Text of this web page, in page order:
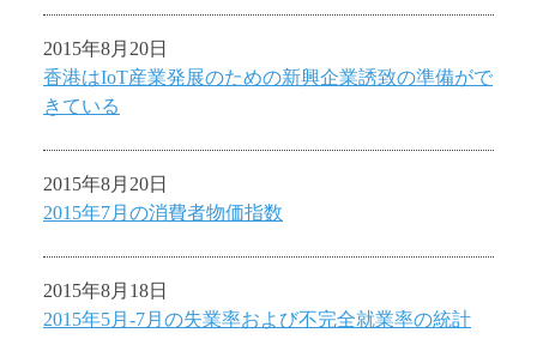
2015年8月20日
香港はIoT産業発展のための新興企業誘致の準備がで
きている
2015年8月20日
2015年7月の消費者物価指数
2015年8月18日
2015年5月-7月の失業率および不完全就業率の統計